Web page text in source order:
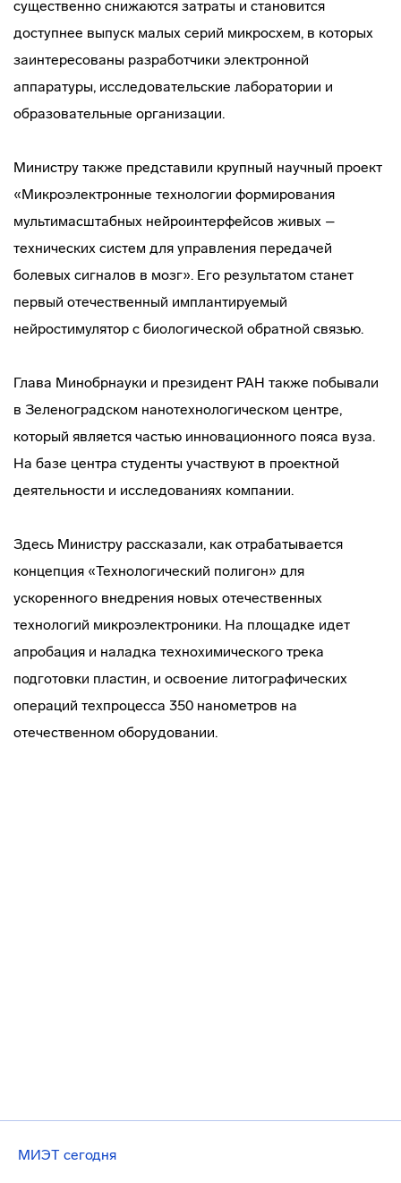
существенно снижаются затраты и становится
доступнее выпуск малых серий микросхем, в которых
заинтересованы разработчики электронной
аппаратуры, исследовательские лаборатории и
образовательные организации.
Министру также представили крупный научный проект
«Микроэлектронные технологии формирования
мультимасштабных нейроинтерфейсов живых –
технических систем для управления передачей
болевых сигналов в мозг». Его результатом станет
первый отечественный имплантируемый
нейростимулятор с биологической обратной связью.
Глава Минобрнауки и президент РАН также побывали
в Зеленоградском нанотехнологическом центре,
который является частью инновационного пояса вуза.
На базе центра студенты участвуют в проектной
деятельности и исследованиях компании.
Здесь Министру рассказали, как отрабатывается
концепция «Технологический полигон» для
ускоренного внедрения новых отечественных
технологий микроэлектроники. На площадке идет
апробация и наладка технохимического трека
подготовки пластин, и освоение литографических
операций техпроцесса 350 нанометров на
отечественном оборудовании.
МИЭТ сегодня